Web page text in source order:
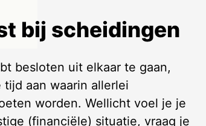
bij scheidingen
besloten uit elkaar te gaan,
aan waarin allerlei
worden. Wellicht voel je je
(financiële) situatie, vraag je